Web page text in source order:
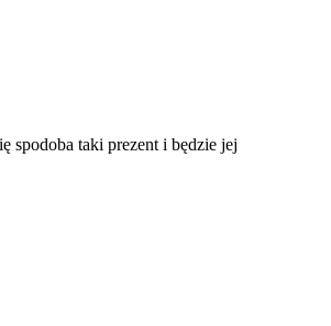
spodoba taki prezent i będzie jej